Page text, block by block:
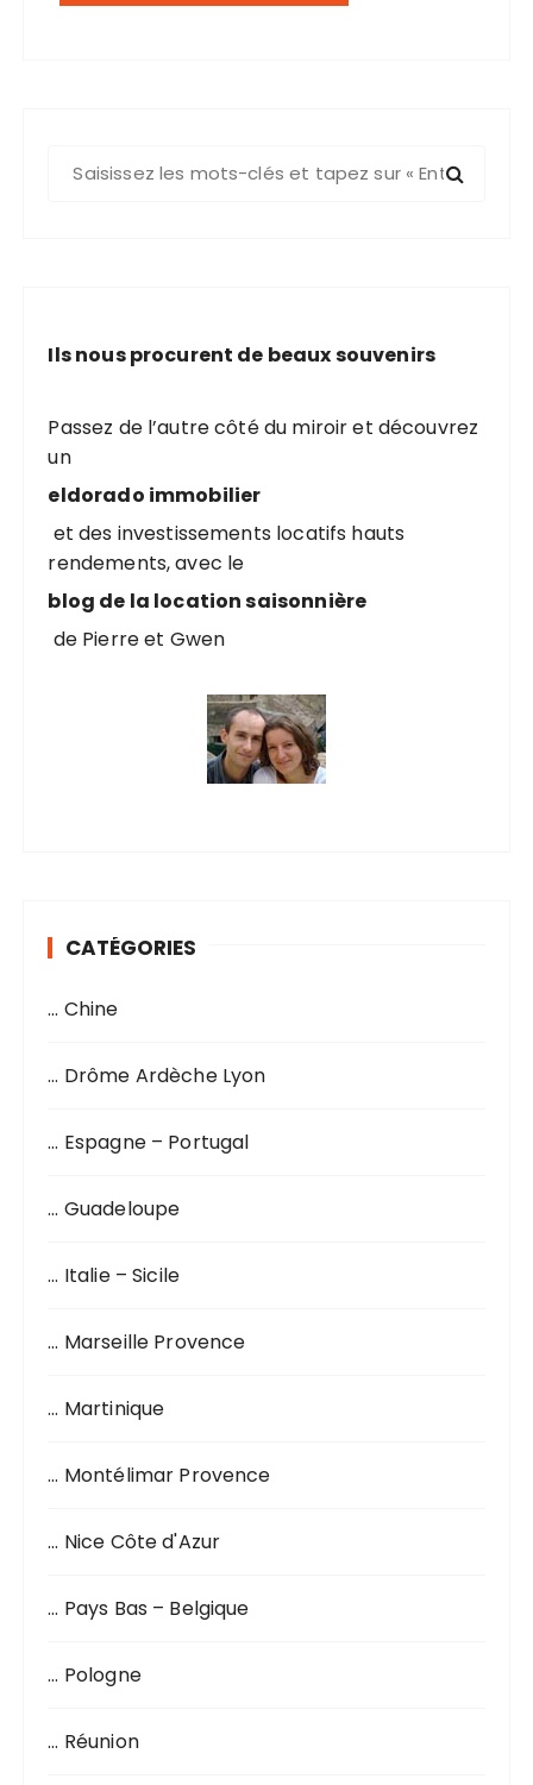
h
p
o
u
:
Ils nous procurent de beaux souvenirs
Passez de l’autre côté du miroir et découvrez
un
eldorado immobilier
et des investissements locatifs hauts
rendements, avec le
blog de la location saisonnière
de Pierre et Gwen
CATÉGORIES
… Chine
… Drôme Ardèche Lyon
… Espagne – Portugal
… Guadeloupe
… Italie – Sicile
… Marseille Provence
… Martinique
… Montélimar Provence
… Nice Côte d'Azur
… Pays Bas – Belgique
… Pologne
… Réunion